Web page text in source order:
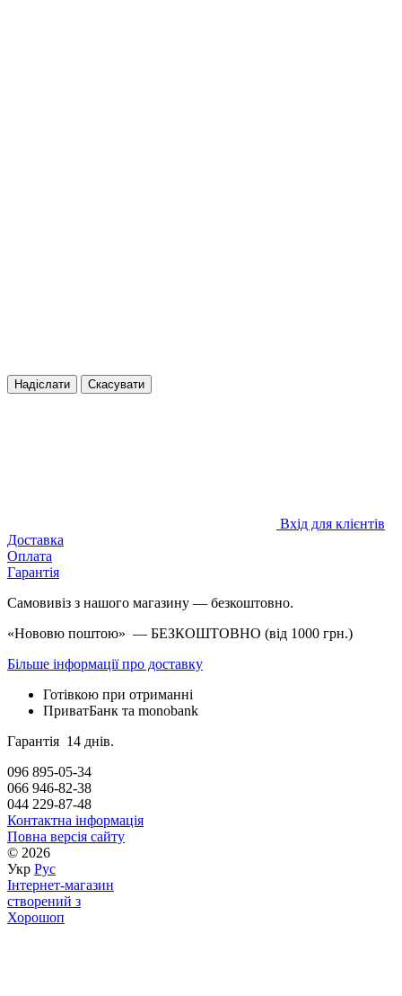
Надіслати Скасувати
Вхід для клієнтів
Доставка
Оплата
Гарантія
Самовивіз з нашого магазину — безкоштовно.
«Нововю поштою» — БЕЗКОШТОВНО (від 1000 грн.)
Більше інформації про доставку
Готівкою при отриманні
ПриватБанк та monobank
Гарантія 14 днів.
096 895-05-34
066 946-82-38
044 229-87-48
Контактна інформація
Повна версія сайту
© 2026
Укр Рус
Інтернет-магазин
створений з
Хорошоп